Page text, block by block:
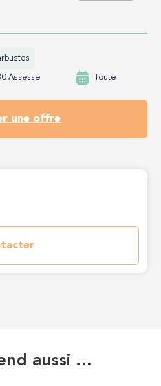
Assesse Toute
une offre
aussi …